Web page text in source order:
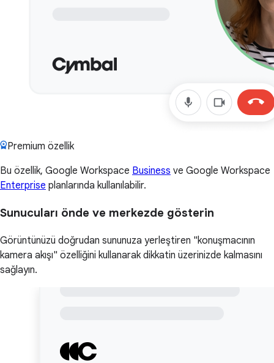
Premium özellik
Bu özellik, Google Workspace Business ve Google Workspace
Enterprise planlarında kullanılabilir.
Sunucuları önde ve merkezde gösterin
Görüntünüzü doğrudan sununuza yerleştiren "konuşmacının
kamera akışı" özelliğini kullanarak dikkatin üzerinizde kalmasını
sağlayın.